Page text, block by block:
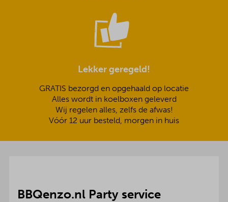
Lekker geregeld!
GRATIS bezorgd en opgehaald op locatie
Alles wordt in koelboxen geleverd
Wij regelen alles, zelfs de afwas!
Vóór 12 uur besteld, morgen in huis
BBQenzo.nl Party service